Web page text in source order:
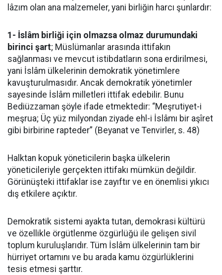
lâzım olan ana malzemeler, yani birliğin harcı şunlardır:
1- İslâm birliği için olmazsa olmaz durumundaki
birinci şart; Müslümanlar arasında ittifakın
sağlanması ve mevcut istibdatların sona erdirilmesi,
yani İslâm ülkelerinin demokratik yönetimlere
kavuşturulmasıdır. Ancak demokratik yönetimler
sayesinde İslâm milletleri ittifak edebilir. Bunu
Bediüzzaman şöyle ifade etmektedir: “Meşrutiyet-i
meşrua; Üç yüz milyondan ziyade ehl-i İslâmı bir aşîret
gibi birbirine rapteder” (Beyanat ve Tenvirler, s. 48)
Halktan kopuk yöneticilerin başka ülkelerin
yöneticileriyle gerçekten ittifakı mümkün değildir.
Görünüşteki ittifaklar ise zayıftır ve en önemlisi yıkıcı
dış etkilere açıktır.
Demokratik sistemi ayakta tutan, demokrasi kültürü
ve özellikle örgütlenme özgürlüğü ile gelişen sivil
toplum kuruluşlarıdır. Tüm İslâm ülkelerinin tam bir
hürriyet ortamını ve bu arada kamu özgürlüklerini
tesis etmesi şarttır.